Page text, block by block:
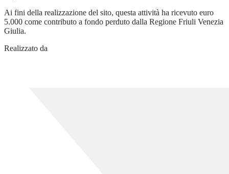
Ai fini della realizzazione del sito, questa attività ha ricevuto euro
5.000 come contributo a fondo perduto dalla Regione Friuli Venezia
Giulia.
Realizzato da